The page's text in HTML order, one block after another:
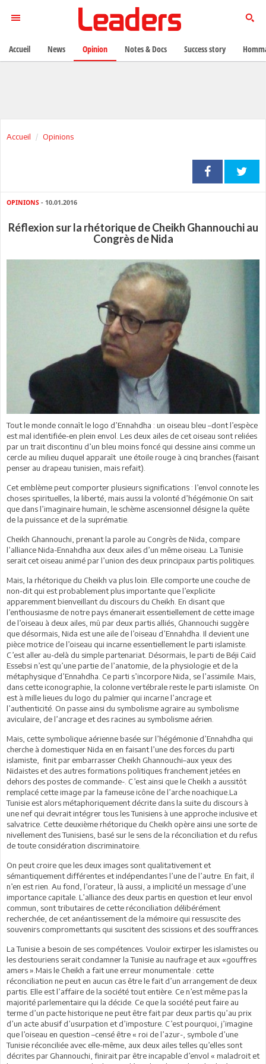
Accueil Opinions
OPINIONS - 10.01.2016
Réflexion sur la rhétorique de Cheikh Ghannouchi au
Congrès de Nida
Tout le monde connaît le logo d’Ennahdha : un oiseau bleu –dont l’espèce
est mal identifiée-en plein envol. Les deux ailes de cet oiseau sont reliées
par un trait discontinu d’un bleu moins foncé qui dessine ainsi comme un
cercle au milieu duquel apparaît une étoile rouge à cinq branches (faisant
penser au drapeau tunisien, mais refait).
Cet emblème peut comporter plusieurs significations : l’envol connote les
choses spirituelles, la liberté, mais aussi la volonté d’hégémonie.On sait
que dans l’imaginaire humain, le schème ascensionnel désigne la quête
de la puissance et de la suprématie.
Cheikh Ghannouchi, prenant la parole au Congrès de Nida, compare
l’alliance Nida-Ennahdha aux deux ailes d’un même oiseau. La Tunisie
serait cet oiseau animé par l’union des deux principaux partis politiques.
Mais, la rhétorique du Cheikh va plus loin. Elle comporte une couche de
non-dit qui est probablement plus importante que l’explicite
apparemment bienveillant du discours du Cheikh. En disant que
l’enthousiasme de notre pays émanerait essentiellement de cette image
de l’oiseau à deux ailes, mû par deux partis alliés, Ghannouchi suggère
que désormais, Nida est une aile de l’oiseau d’Ennahdha. Il devient une
pièce motrice de l’oiseau qui incarne essentiellement le parti islamiste.
C’est aller au-delà du simple partenariat. Désormais, le parti de Béji Caïd
Essebsi n’est qu’une partie de l’anatomie, de la physiologie et de la
métaphysique d’Ennahdha. Ce parti s’incorpore Nida, se l’assimile. Mais,
dans cette iconographie, la colonne vertébrale reste le parti islamiste. On
est à mille lieues du logo du palmier qui incarne l’ancrage et
l’authenticité. On passe ainsi du symbolisme agraire au symbolisme
aviculaire, de l’ancrage et des racines au symbolisme aérien.
Mais, cette symbolique aérienne basée sur l’hégémonie d’Ennahdha qui
cherche à domestiquer Nida en en faisant l’une des forces du parti
islamiste, finit par embarrasser Cheikh Ghannouchi–aux yeux des
Nidaistes et des autres formations politiques franchement jetées en
dehors des postes de commande-. C’est ainsi que le Cheikh a aussitôt
remplacé cette image par la fameuse icône de l’arche noachique.La
Tunisie est alors métaphoriquement décrite dans la suite du discours à
une nef qui devrait intégrer tous les Tunisiens à une approche inclusive et
salvatrice. Cette deuxième rhétorique du Cheikh opère ainsi une sorte de
nivellement des Tunisiens, basé sur le sens de la réconciliation et du refus
de toute considération discriminatoire.
On peut croire que les deux images sont qualitativement et
sémantiquement différentes et indépendantes l’une de l’autre. En fait, il
n’en est rien. Au fond, l’orateur, là aussi, a implicité un message d’une
importance capitale. L’alliance des deux partis en question et leur envol
commun, sont tributaires de cette réconciliation délibérément
recherchée, de cet anéantissement de la mémoire qui ressuscite des
souvenirs compromettants qui suscitent des scissions et des souffrances.
La Tunisie a besoin de ses compétences. Vouloir extirper les islamistes ou
les destouriens serait condamner la Tunisie au naufrage et aux «gouffres
amers ».Mais le Cheikh a fait une erreur monumentale : cette
réconciliation ne peut en aucun cas être le fait d’un arrangement de deux
partis. Elle est l’affaire de la société tout entière. Ce n’est même pas la
majorité parlementaire qui la décide. Ce que la société peut faire au
terme d’un pacte historique ne peut être fait par deux partis qu’au prix
d’un acte abusif d’usurpation et d’imposture. C’est pourquoi, j’imagine
que l’oiseau en question –censé être « roi de l’azur-, symbole d’une
Tunisie réconciliée avec elle-même, aux deux ailes telles qu’elles sont
décrites par Ghannouchi, finirait par être incapable d’envol « maladroit et
Accueil News Opinion Notes & Docs Success story